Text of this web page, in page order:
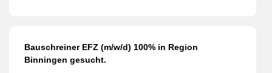
Bauschreiner EFZ (m/w/d) 100% in Region
Binningen gesucht.